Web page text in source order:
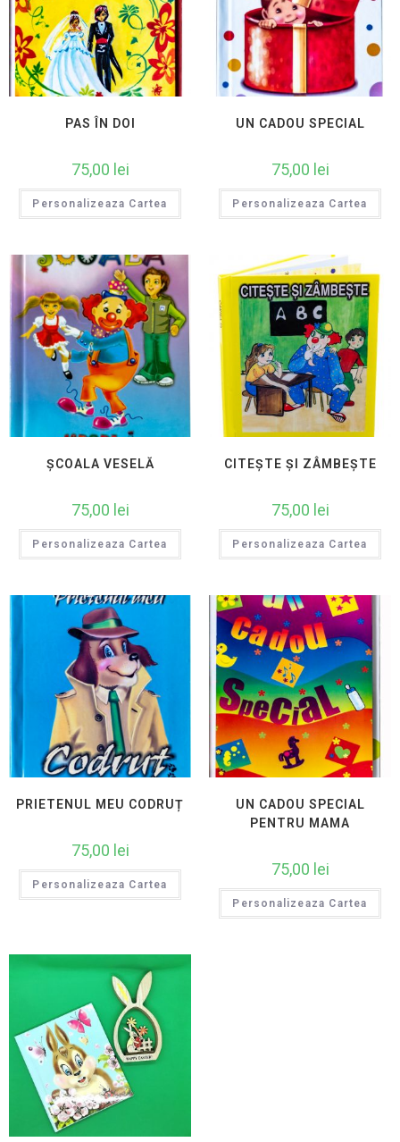
PAS ÎN DOI
75,00 lei
Personalizeaza Cartea
UN CADOU SPECIAL
75,00 lei
Personalizeaza Cartea
ȘCOALA VESELĂ
75,00 lei
Personalizeaza Cartea
CITEȘTE ȘI ZÂMBEȘTE
75,00 lei
Personalizeaza Cartea
PRIETENUL MEU CODRUȚ
75,00 lei
Personalizeaza Cartea
UN CADOU SPECIAL
PENTRU MAMA
75,00 lei
Personalizeaza Cartea